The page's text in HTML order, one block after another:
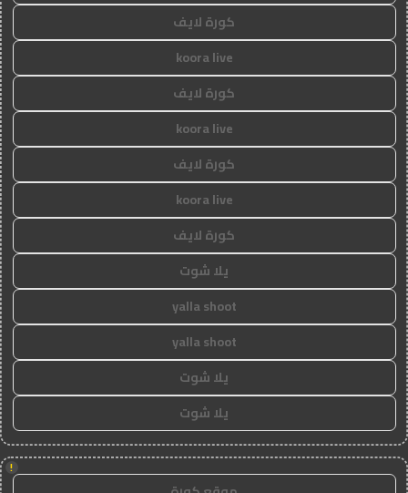
كورة لايف
koora live
كورة لايف
koora live
كورة لايف
koora live
كورة لايف
يلا شوت
yalla shoot
yalla shoot
يلا شوت
يلا شوت
!